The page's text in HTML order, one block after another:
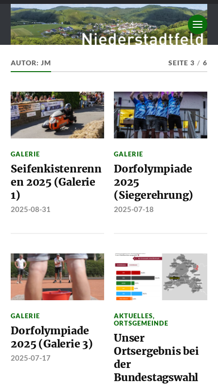
AUTOR:JM SEITE 3 / 6
GALERIE
Seifenkistenrenn
en 2025 (Galerie
1)
2025-08-31
GALERIE
Dorfolympiade
2025
(Siegerehrung)
2025-07-18
GALERIE
Dorfolympiade
2025 (Galerie 3)
2025-07-17
AKTUELLES,
ORTSGEMEINDE
Unser
Ortsergebnis bei
der
Bundestagswahl